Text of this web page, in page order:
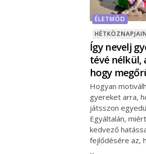
ÉLETMÓD
Így nevelj
tévé nélkül,
hogy
Hogyan
gyereket arra,
játsszon
Egyáltalán,
kedvező
fejlődésére az,